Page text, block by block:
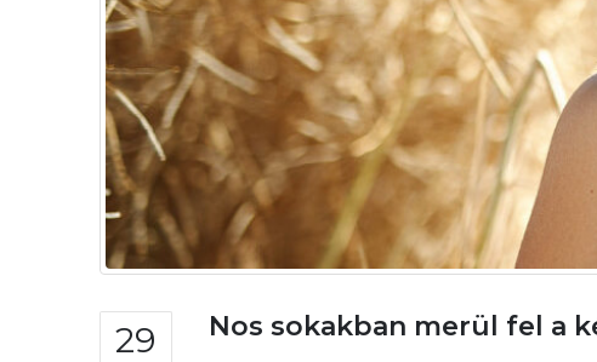
29 Nos sokakban merül fel a